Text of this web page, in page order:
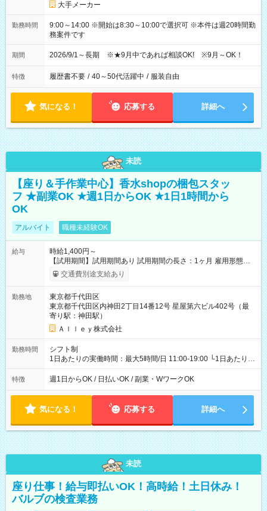
大手メーカー
勤務時間
9:00～14:00 ※開始は8:30～10:00で選択可 ※本件は週20時間勤
務案件です
期間 2026/9/1～長期 ※★9月中であれば相談OK! ※9月～OK！
特徴 履歴書不要 / 40～50代活躍中 / 服装自由
気になる！ 応募する 詳細へ
未読
【座り＆手作業中心】香水shopの梱包スタッ
フ ★副業OK ★週1日からOK ★1日1時間から
OK
アルバイト 職種未経験OK
給与
時給1,400円～
【試用期間】試用期間あり 試用期間の長さ：1ヶ月 雇用形態、
給与は本採用時と同じです。
交通費別途支給あり
勤務地
東京都千代田区
東京都千代田区内神田2丁目14番12号 星屋第六ビル402号（最
寄り駅：神田駅）
Ａｌｌｅｙ株式会社
勤務時間
シフト制
1日あたりの実働時間：最大5時間/日 11:00-19:00 └1日あたりの
実働時間：1-5時間 └上記の時間帯内であれば、いつでも勤務可
能！ └平日・土曜日の中で、お好きな曜日でご勤務いただけま
18:00 などのように、自由な働き方が可能なお仕事です！
特徴 週1日からOK / 日払いOK / 副業・WワークOK
気になる！ 応募する 詳細へ
未読
座り仕事！給与即払いOK！高時給！土日休み！
バルブの検査業務